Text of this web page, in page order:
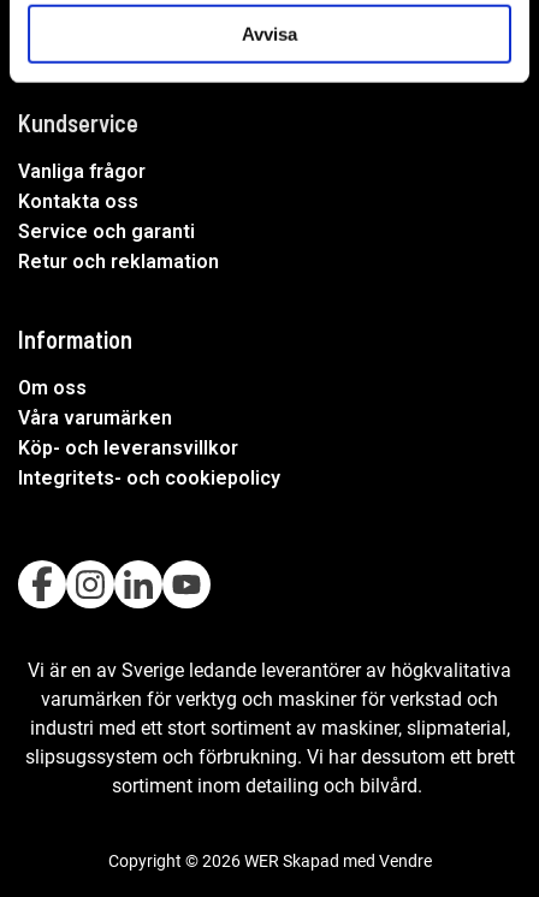
Avvisa
Eller ring oss:
Kundservice
Vanliga frågor
Kontakta oss
Service och garanti
Retur och reklamation
Information
Om oss
Våra varumärken
Köp- och leveransvillkor
Integritets- och cookiepolicy
Vi är en av Sverige ledande leverantörer av högkvalitativa
varumärken för verktyg och maskiner för verkstad och
industri med ett stort sortiment av maskiner, slipmaterial,
slipsugssystem och förbrukning. Vi har dessutom ett brett
sortiment inom detailing och bilvård.
Copyright © 2026 WER Skapad med Vendre